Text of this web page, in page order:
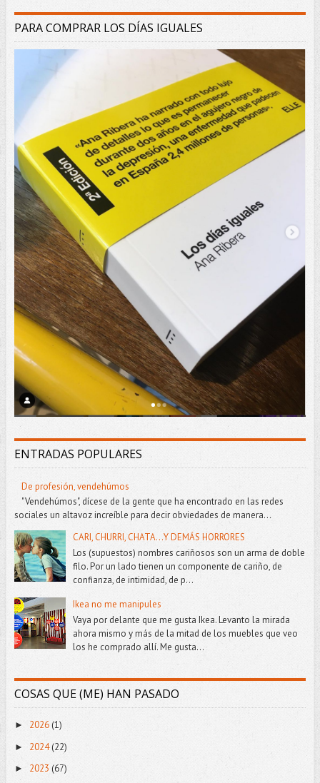
PARA COMPRAR LOS DÍAS IGUALES
ENTRADAS POPULARES
De profesión, vendehúmos
"Vendehúmos", dícese de la gente que ha encontrado en las redes
sociales un altavoz increíble para decir obviedades de manera...
CARI, CHURRI, CHATA...Y DEMÁS HORRORES
Los (supuestos) nombres cariñosos son un arma de doble
filo. Por un lado tienen un componente de cariño, de
confianza, de intimidad, de p...
Ikea no me manipules
Vaya por delante que me gusta Ikea. Levanto la mirada
ahora mismo y más de la mitad de los muebles que veo
los he comprado allí. Me gusta...
COSAS QUE (ME) HAN PASADO
► 2026 (1)
► 2024(22)
► 2023 (67)